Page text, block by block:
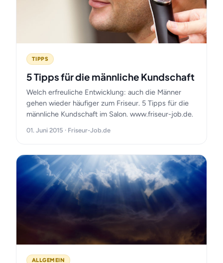
TIPPS
5 Tipps für die männliche Kundschaft
Welch erfreuliche Entwicklung: auch die Männer
gehen wieder häufiger zum Friseur. 5 Tipps für die
männliche Kundschaft im Salon. www.friseur-job.de.
01. Juni 2015 · Friseur-Job.de
ALLGEMEIN